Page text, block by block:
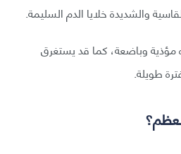
والشديدة خلايا الدم السليمة.
مؤذية وباضعة، كما قد يستغرق
طويلة.